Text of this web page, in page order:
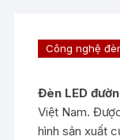
Công nghệ
Đèn LED
Việt Nam.
hình sản xuất